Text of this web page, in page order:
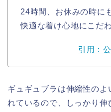
24時間、お休みの時に
快適な着け心地にこだ
引用：
ギュギュブラは伸縮性のよ
れているので、しっかり